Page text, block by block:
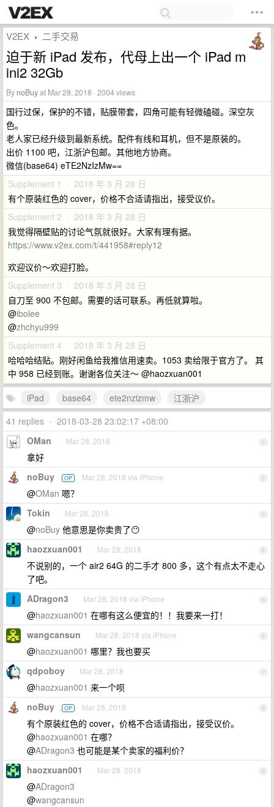
V2EX › 二手交易
迫于新 iPad 发布，代母上出一个 iPad m
ini2 32Gb
By noBuyat Mar 28, 2018 · 2004 views
国行过保，保护的不错，贴膜带套，四角可能有轻微磕碰。深空灰
色。
老人家已经升级到最新系统。配件有线和耳机，但不是原装的。
出价 1100 吧，江浙沪包邮。其他地方协商。
微信(base64) eTE2NzIzMw==
Supplement 1 · 2018 年 3 月 28 日
有个原装红色的 cover，价格不合适请指出，接受议价。
Supplement 2 · 2018 年 3 月 28 日
我觉得隔壁贴的讨论气氛就很好。大家有理有据。
https://www.v2ex.com/t/441958#reply12
欢迎议价～欢迎打脸。
Supplement 3 · 2018 年 3 月 28 日
自刀至 900 不包邮。需要的话可联系。再低就算啦。
@ibolee
@zhchyu999
Supplement 4 · 2018 年 3 月 28 日
哈哈哈结贴。刚好闲鱼给我推信用速卖。1053 卖给限于官方了。 其
中 958 已经到账。谢谢各位关注～ @haozxuan001
iPad
base64 ete2nzizmw
江浙沪
41 replies • 2018-03-28 23:02:17 +08:00
1
OMan Mar 28, 2018
拿好
2
noBuy OP Mar 28, 2018 via iPhone
@OMan 嗯？
3
Tokin Mar 28, 2018
@noBuy 他意思是你卖贵了😶
4
haozxuan001 Mar 28, 2018
不说别的，一个 air2 64G 的二手才 800 多，这个有点太不走心
了吧。
5
ADragon3 Mar 28, 2018 via iPhone
@haozxuan001 在哪有这么便宜的！！我要来一打！
6
wangcansun Mar 28, 2018 via iPhone
@haozxuan001 哪里？我也要买
7
qdpoboy Mar 28, 2018
@haozxuan001 来一个呗
8
noBuy OP Mar 28, 2018
有个原装红色的 cover，价格不合适请指出，接受议价。
@haozxuan001 在哪？
@ADragon3 也可能是某个卖家的福利价？
9
haozxuan001 Mar 28, 2018
@ADragon3
@wangcansun